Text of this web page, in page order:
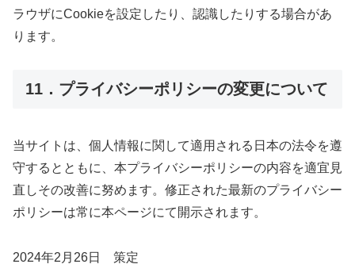
ラウザにCookieを設定したり、認識したりする場合があ
ります。
11．プライバシーポリシーの変更について
当サイトは、個人情報に関して適用される日本の法令を遵
守するとともに、本プライバシーポリシーの内容を適宜見
直しその改善に努めます。修正された最新のプライバシー
ポリシーは常に本ページにて開示されます。
2024年2月26日 策定